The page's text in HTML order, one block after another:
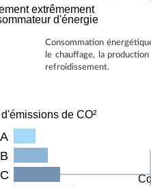
extrêmement
d'énergie
Consommation
le chauffage, la
refroidissement.
de CO²
A
B
C